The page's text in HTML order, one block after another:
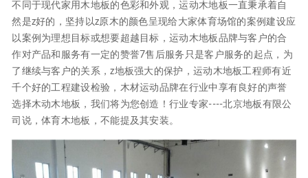
不同于现代家用木地板的色彩和外观，运动木地板一直秉承着自
然是z好的，坚持以z原木的颜色呈现给大家体育场馆的案例建设应
以案例为理想目标或想要超越目标，运动木地板品牌与客户的合
作对产品和服务有一定的赞誉7售后服务只是客户服务的起点，为
了继续与客户的关系，z地板强大的保护，运动木地板工程师有近
千个好的工程建设检验，木材运动品牌在行业中享有良好的声誉
选择木动木地板，我们将为您创造！行业专家----北京地板有限公
司说，体育木地板，不能提及其安装。